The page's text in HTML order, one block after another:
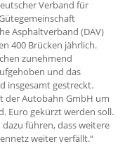
Verband für
Asphaltverband (DAV)
400 Brücken jährlich.
zunehmend
und das
insgesamt gestreckt.
der Autobahn GmbH um
Euro gekürzt werden soll.
führen, dass weitere
weiter verfällt.“